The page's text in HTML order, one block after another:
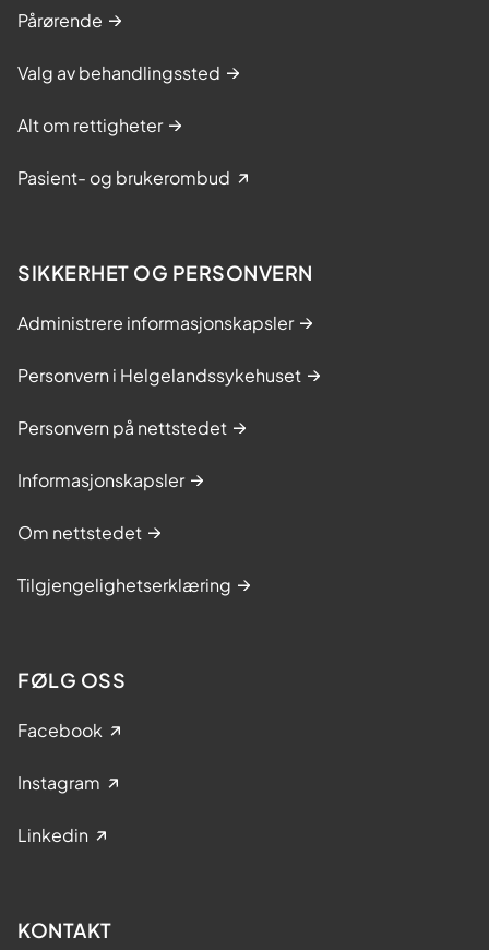
Pårørende
Valg av behandlingssted
Alt om rettigheter
Pasient- og brukerombud
SIKKERHET OG PERSONVERN
Administrere informasjonskapsler
Personvern i Helgelandssykehuset
Personvern på nettstedet
Informasjonskapsler
Om nettstedet
Tilgjengelighetserklæring
FØLG OSS
Facebook
Instagram
Linkedin
KONTAKT